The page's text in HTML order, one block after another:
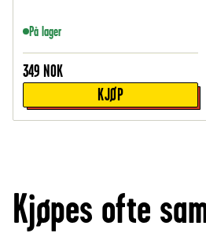
På lager
349 NOK
KJØP
Kjøpes ofte